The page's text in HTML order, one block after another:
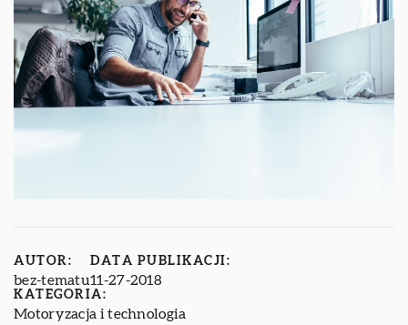
AUTOR:
bez-tematu
DATA PUBLIKACJI:
11-27-2018
KATEGORIA:
Motoryzacja i technologia